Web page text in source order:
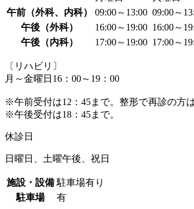
午前（外科、内科）
09:00～13:00 09:00～
午後（外科）
16:00～19:00 16:00～
午後（内科）
17:00～19:00 17:00～
〔リハビリ〕
月～金曜日16：00～19：00
※午前受付は12：45まで。整形で再診の方
※午後受付は18：45まで。
休診日
日曜日、土曜午後、祝日
施設・設備 駐車場有り
駐車場
有